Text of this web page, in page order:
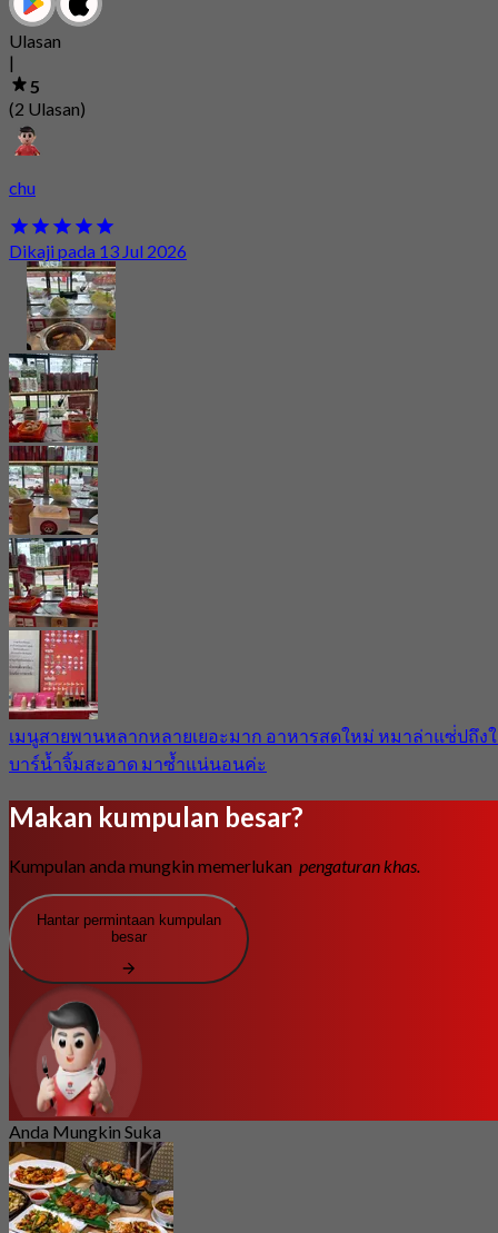
Ulasan
|
5
(2 Ulasan)
chu
Dikaji pada 13 Jul 2026
เมนูสายพานหลากหลายเยอะมาก อาหารสดใหม่ หมาล่าแซ่่ปถึง
บาร์น้ำจิ้มสะอาด มาซ้ำแน่นอนค่ะ
Makan kumpulan besar?
Kumpulan anda mungkin memerlukan pengaturan khas.
Hantar permintaan kumpulan
besar
Anda Mungkin Suka